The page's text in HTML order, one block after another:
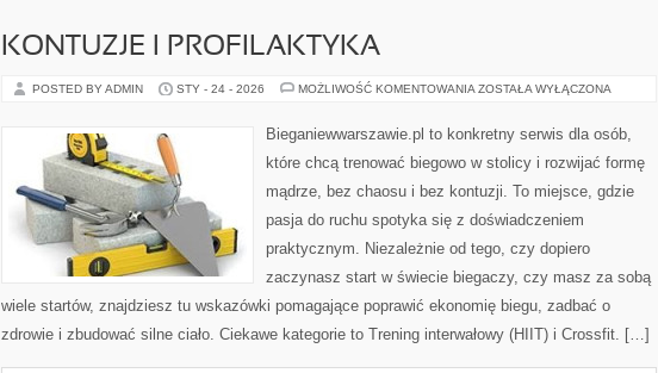
KONTUZJE I PROFILAKTYKA
POSTED BY ADMIN STY - 24 - 2026 MOŻLIWOŚĆ KOMENTOWANIA KONTUZJE
ZOSTAŁA WYŁĄCZONA
Bieganiewwarszawie.pl to konkretny serwis dla osób,
które chcą trenować biegowo w stolicy i rozwijać formę
mądrze, bez chaosu i bez kontuzji. To miejsce, gdzie
pasja do ruchu spotyka się z doświadczeniem
praktycznym. Niezależnie od tego, czy dopiero
zaczynasz start w świecie biegaczy, czy masz za sobą
wiele startów, znajdziesz tu wskazówki pomagające poprawić ekonomię biegu, zadbać o
zdrowie i zbudować silne ciało. Ciekawe kategorie to Trening interwałowy (HIIT) i Crossfit. […]